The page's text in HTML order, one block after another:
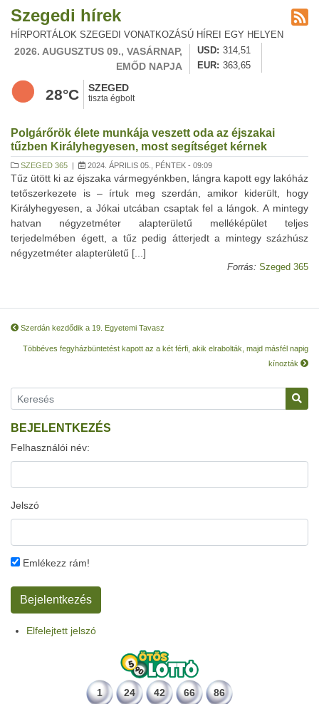
Szegedi hírek
HÍRPORTÁLOK SZEGEDI VONATKOZÁSÚ HÍREI EGY HELYEN
2026. AUGUSZTUS 09., VASÁRNAP,
EMŐD NAPJA
USD
314,51
EUR
363,65
28°C SZEGED
tiszta égbolt
Polgárőrök élete munkája veszett oda az éjszakai
tűzben Királyhegyesen, most segítséget kérnek
SZEGED 365 | 2024. ÁPRILIS 05., PÉNTEK - 09:09
Tűz ütött ki az éjszaka vármegyénkben, lángra kapott egy lakóház
tetőszerkezete is – írtuk meg szerdán, amikor kiderült, hogy
Királyhegyesen, a Jókai utcában csaptak fel a lángok. A mintegy
hatvan négyzetméter alapterületű melléképület teljes
terjedelmében égett, a tűz pedig átterjedt a mintegy százhúsz
négyzetméter alapterületű [...]
Forrás: Szeged 365
Szerdán kezdődik a 19. Egyetemi Tavasz
Többéves fegyházbüntetést kapott az a két férfi, akik elrabolták, majd másfél napig
kínozták
BEJELENTKEZÉS
Felhasználói név:
Jelszó
Emlékezz rám!
Elfelejtett jelszó
1 24 42 66 86